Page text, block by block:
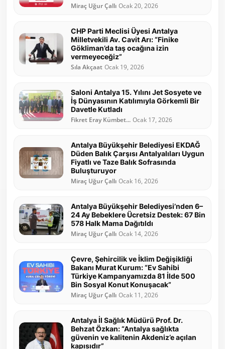
Miraç Uğur Çallı Ocak 20, 2026
CHP Parti Meclisi Üyesi Antalya
Milletvekili Av. Cavit Arı: “Finike
Gökliman’da taş ocağına izin
vermeyeceğiz”
Sıla Akçaat Ocak 19, 2026
Saloni Antalya 15. Yılını Jet Sosyete ve
İş Dünyasının Katılımıyla Görkemli Bir
Davetle Kutladı
Fikret Eray Kümbet... Ocak 17, 2026
Antalya Büyükşehir Belediyesi EKDAĞ
Düden Balık Çarşısı Antalyalıları Uygun
Fiyatlı ve Taze Balık Sofrasında
Buluşturuyor
Miraç Uğur Çallı Ocak 16, 2026
Antalya Büyükşehir Belediyesi’nden 6–
24 Ay Bebeklere Ücretsiz Destek: 67 Bin
578 Halk Mama Dağıtıldı
Miraç Uğur Çallı Ocak 14, 2026
Çevre, Şehircilik ve İklim Değişikliği
Bakanı Murat Kurum: “Ev Sahibi
Türkiye Kampanyamızda 81 İlde 500
Bin Sosyal Konut Konuşacak”
Miraç Uğur Çallı Ocak 11, 2026
Antalya İl Sağlık Müdürü Prof. Dr.
Behzat Özkan: “Antalya sağlıkta
güvenin ve kalitenin Akdeniz’e açılan
kapısıdır”